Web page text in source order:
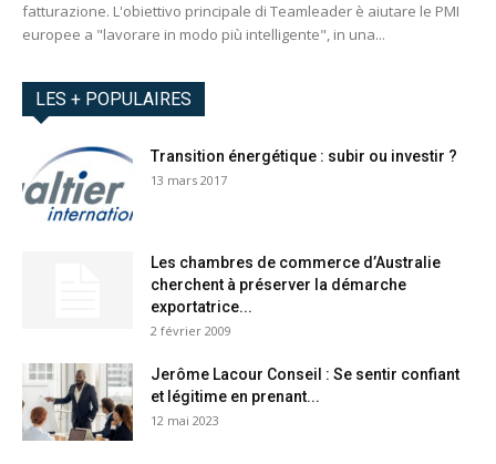
fatturazione. L'obiettivo principale di Teamleader è aiutare le PMI
europee a "lavorare in modo più intelligente", in una...
LES + POPULAIRES
Transition énergétique : subir ou investir ?
13 mars 2017
Les chambres de commerce d’Australie
cherchent à préserver la démarche
exportatrice...
2 février 2009
Jerôme Lacour Conseil : Se sentir confiant
et légitime en prenant...
12 mai 2023